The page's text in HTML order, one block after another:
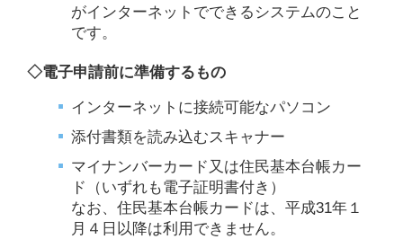
がインターネットでできるシステムのこと
です。
◇電子申請前に準備するもの
インターネットに接続可能なパソコン
添付書類を読み込むスキャナー
マイナンバーカード又は住民基本台帳カー
ド（いずれも電子証明書付き）
なお、住民基本台帳カードは、平成31年１
月４日以降は利用できません。